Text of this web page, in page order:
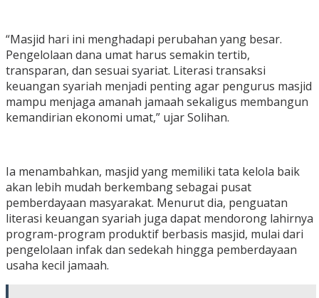
“Masjid hari ini menghadapi perubahan yang besar.
Pengelolaan dana umat harus semakin tertib,
transparan, dan sesuai syariat. Literasi transaksi
keuangan syariah menjadi penting agar pengurus masjid
mampu menjaga amanah jamaah sekaligus membangun
kemandirian ekonomi umat,” ujar Solihan.
Ia menambahkan, masjid yang memiliki tata kelola baik
akan lebih mudah berkembang sebagai pusat
pemberdayaan masyarakat. Menurut dia, penguatan
literasi keuangan syariah juga dapat mendorong lahirnya
program-program produktif berbasis masjid, mulai dari
pengelolaan infak dan sedekah hingga pemberdayaan
usaha kecil jamaah.